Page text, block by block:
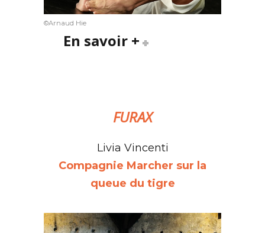
©Arnaud Hie
En savoir +
FURAX
Livia Vincenti
Compagnie Marcher sur la
queue du tigre